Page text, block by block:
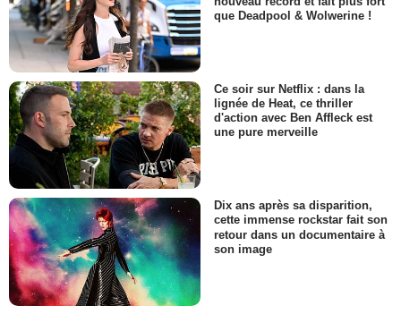
que Deadpool & Wolwerine !
Ce soir sur Netflix : dans la
lignée de Heat, ce thriller
d'action avec Ben Affleck est
une pure merveille
Dix ans après sa disparition,
cette immense rockstar fait son
retour dans un documentaire à
son image